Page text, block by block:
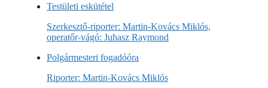
Testületi eskütétel
Szerkesztő-riporter: Martin-Kovács Miklós,
operatőr-vágó: Juhasz Raymond
Polgármesteri fogadóóra
Riporter: Martin-Kovács Miklós